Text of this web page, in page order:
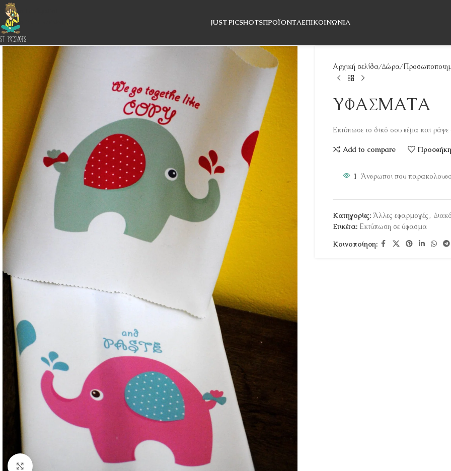
Skip to navigation
Skip to main content
JUST PICSHOTSΠΡΟΪΌΝΤΑΕΠΙΚΟΙΝΩΝΊΑ
Κάντε κλικ για μεγέθυνση
Αρχική σελίδα Δώρα
ΥΦΑΣΜΑΤΑ
Εκτύπωσε το δικό σου θέμα και ράψε
Add to compare Προσθήκη
1 Άνθρωποι που
Κατηγορίες: Άλλες εφαρμογές ,
Ετικέτα: Εκτύπωση σε ύφασμα
Κοινοποίηση: